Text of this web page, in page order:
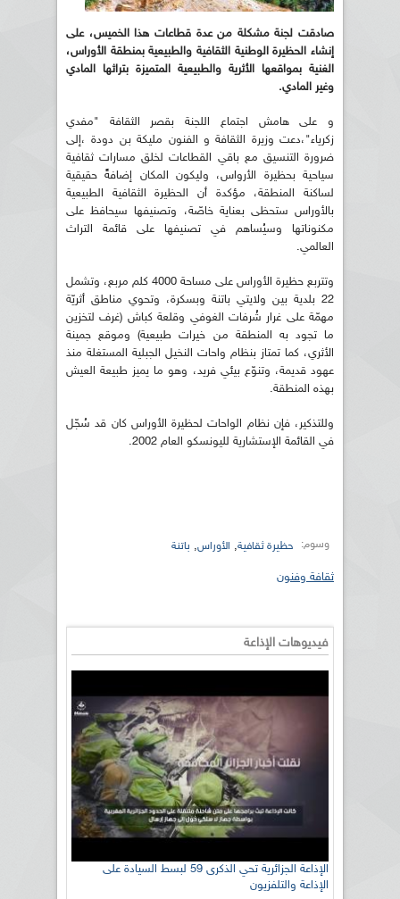
صادقت لجنة مشكلة من عدة قطاعات هذا الخميس، على
إنشاء الحظيرة الوطنية الثقافية والطبيعية بمنطقة الأوراس،
الغنية بمواقعها الأثرية والطبيعية المتميزة بتراثها المادي
وغير المادي.
و على هامش اجتماع اللجنة بقصر الثقافة "مفدي
زكرياء"،دعت وزيرة الثقافة و الفنون مليكة بن دودة ،إلى
ضرورة التنسيق مع باقي القطاعات لخلق مسارات ثقافية
سياحية بحظيرة الأرواس، وليكون المكان إضافةً حقيقية
لساكنة المنطقة، مؤكدة أن الحظيرة الثقافية الطبيعية
بالأوراس ستحظى بعناية خاصّة، وتصنيفها سيحافظ على
مكنوناتها وسيُساهم في تصنيفها على قائمة التراث
العالمي.
وتتربع حظيرة الأوراس على مساحة 4000 كلم مربع، وتشمل
22 بلدية بين ولايتي باتنة وبسكرة، وتحوي مناطق أثريّة
مهمّة على غرار شُرفات الغوفي وقلعة كباش (غرف لتخزين
ما تجود به المنطقة من خيرات طبيعية) وموقع جمينة
الأثري، كما تمتاز بنظام واحات النخيل الجبلية المستغلة منذ
عهود قديمة، وتنوّع بيئي فريد، وهو ما يميز طبيعة العيش
بهذه المنطقة.
وللتذكير، فإن نظام الواحات لحظيرة الأوراس كان قد سُجّل
في القائمة الإستشارية لليونسكو العام 2002.
وسوم: حظيرة ثقافية, الأوراس, باتنة
ثقافة وفنون
فيديوهات الإذاعة
الإذاعة الجزائرية تحي الذكرى 59 لبسط السيادة على
الإذاعة والتلفزيون
رئيس اللجنة الوطنية الجزائرية للتضامن مع الشعب
الصحراوي السيد سعيد العياشي